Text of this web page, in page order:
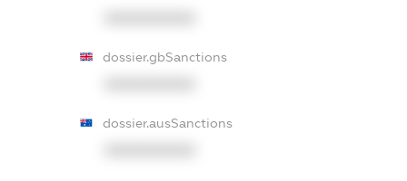
dossier.gbSanctions
dossier.ausSanctions